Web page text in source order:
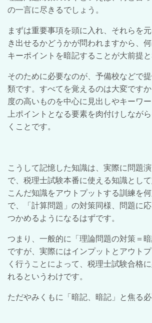
の一言に尽きるでしょう。
まずは重要事項を頭に入れ、それらを
き出せるかどうかが問われますから、
キーポイントを暗記することが大前提と
そのために必要なのが、予備校などで
類です。すべてを覚えるのは大変です
度の高いものを中心に見出しやキーワ
上ポイントとなる要素を肉付けしなが
くことです。
こうして記憶した知識は、実際に問題
で、税理士試験本番に使える知識とし
こんだ知識をアウトプットする訓練を
で、「計算問題」の対策同様、問題に
つかめるようになるはずです。
つまり、一般的に「理論問題の対策＝
ですが、実際にはインプットとアウト
く行うことによって、税理士試験合格
れるというわけです。
ただやみくもに「暗記、暗記」と焦る必